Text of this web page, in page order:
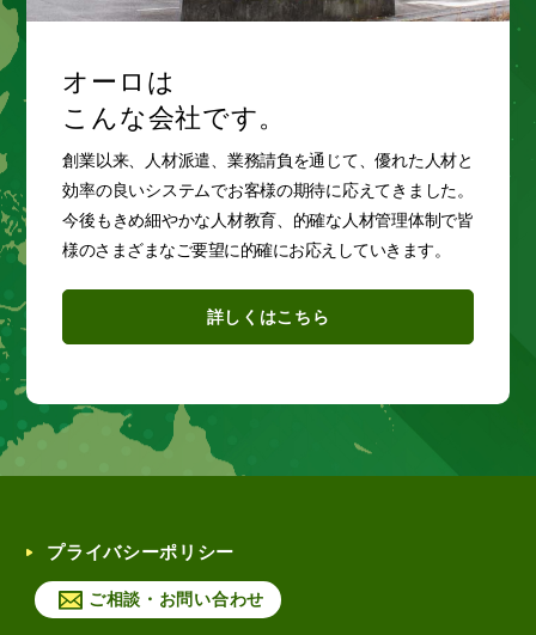
オーロは
こんな会社です。
創業以来、人材派遣、業務請負を通じて、優れた人材と
効率の良いシステムでお客様の期待に応えてきました。
今後もきめ細やかな人材教育、的確な人材管理体制で皆
様のさまざまなご要望に的確にお応えしていきます。
詳しくはこちら
プライバシーポリシー
ご相談・お問い合わせ